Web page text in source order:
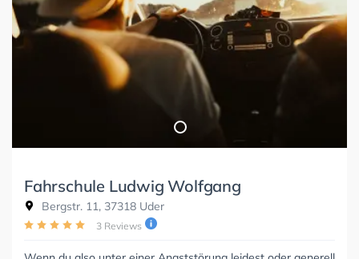
Fahrschule Ludwig Wolfgang
Bergstr. 11, 37318 Uder
3 Reviews